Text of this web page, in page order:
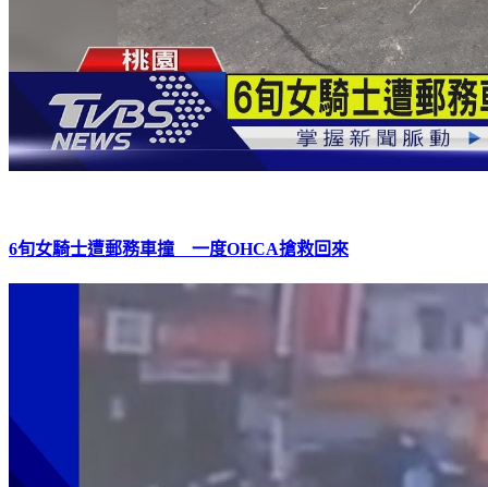
6旬女騎士遭郵務車撞 一度OHCA搶救回來